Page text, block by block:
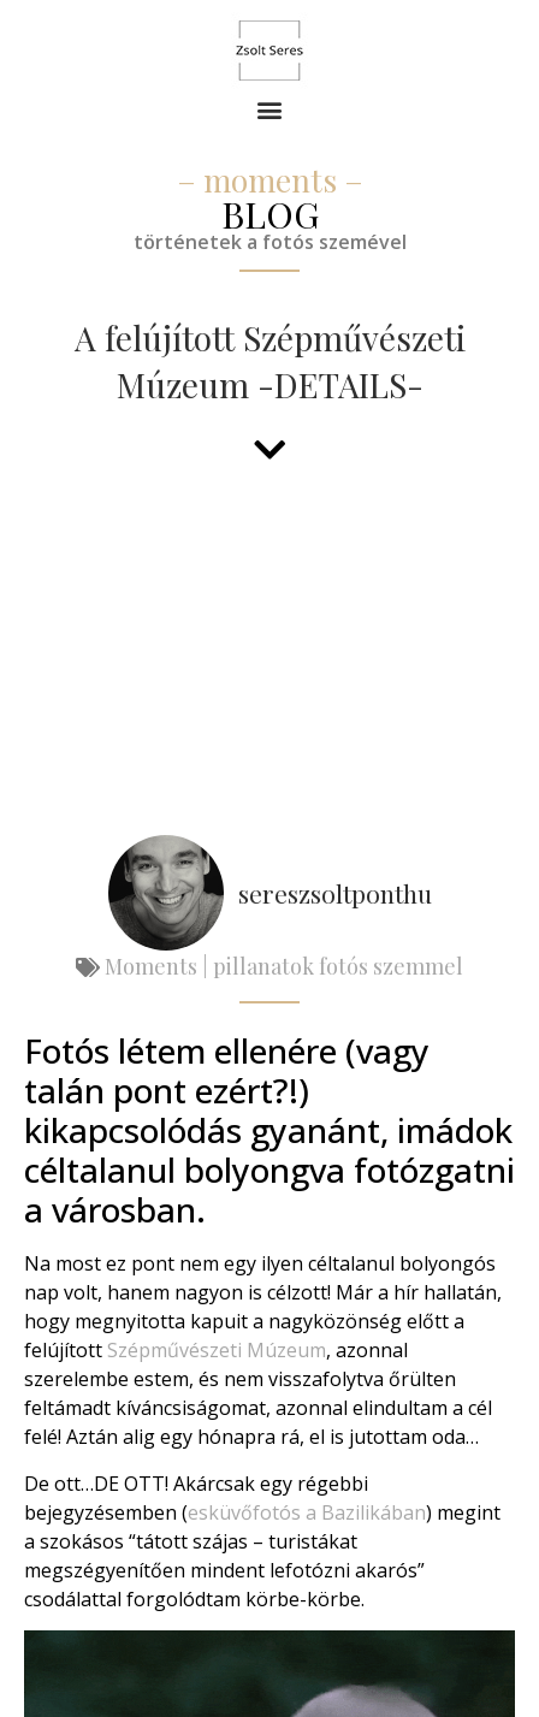
– moments –
BLOG
történetek a fotós szemével
A felújított Szépművészeti
Múzeum -DETAILS-
sereszsoltponthu
Moments | pillanatok fotós szemmel
Fotós létem ellenére (vagy
talán pont ezért?!)
kikapcsolódás gyanánt, imádok
céltalanul bolyongva fotózgatni
a városban.
Na most ez pont nem egy ilyen céltalanul bolyongós
nap volt, hanem nagyon is célzott! Már a hír hallatán,
hogy megnyitotta kapuit a nagyközönség előtt a
felújított Szépművészeti Múzeum, azonnal
szerelembe estem, és nem visszafolytva őrülten
feltámadt kíváncsiságomat, azonnal elindultam a cél
felé! Aztán alig egy hónapra rá, el is jutottam oda…
De ott…DE OTT! Akárcsak egy régebbi
bejegyzésemben (esküvőfotós a Bazilikában) megint
a szokásos “tátott szájas – turistákat
megszégyenítően mindent lefotózni akarós”
csodálattal forgolódtam körbe-körbe.